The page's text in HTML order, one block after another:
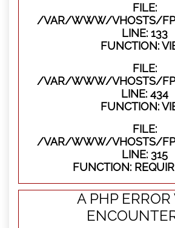
FILE:
/VAR/WWW/VHOSTS/
LINE: 133
FUNCTION:
FILE:
/VAR/WWW/VHOSTS/
LINE: 434
FUNCTION:
FILE:
/VAR/WWW/VHOSTS/
LINE: 315
FUNCTION:
A PHP